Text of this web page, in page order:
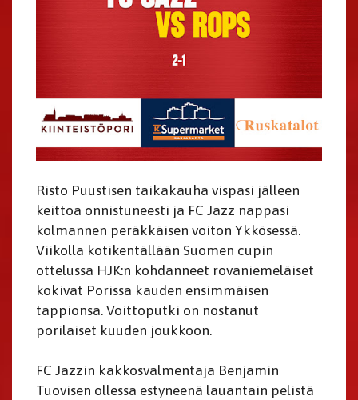
Risto Puustisen taikakauha vispasi jälleen
keittoa onnistuneesti ja FC Jazz nappasi
kolmannen peräkkäisen voiton Ykkösessä.
Viikolla kotikentällään Suomen cupin
ottelussa HJK:n kohdanneet rovaniemeläiset
kokivat Porissa kauden ensimmäisen
tappionsa. Voittoputki on nostanut
porilaiset kuuden joukkoon.
FC Jazzin kakkosvalmentaja Benjamin
Tuovisen ollessa estyneenä lauantain pelistä